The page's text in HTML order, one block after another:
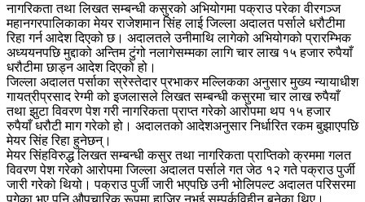
नागरिकता तथा लिखत सम्बन्धी कसुरको अभियोगमा पक्राउ परेका वीरगञ्ज
महानगरपालिकाका मेयर राजेशमान सिंह लाई जिल्ला अदालत पर्साले धरौटीमा
रिहा गर्न आदेश दिएको छ। अदालतले उनीमाथि लागेको अभियोगको प्रारम्भिक
अध्ययनपछि मुद्दाको अन्तिम टुंगो नलागेसम्मका लागि चार लाख १५ हजार रुपैयाँ
धरौटीमा छाड्न आदेश दिएको हो।
जिल्ला अदालत पर्साका स्रेस्तेदार प्रभाकर मल्लिकका अनुसार मुख्य न्यायाधीश
गायत्रीप्रसाद रेग्मी को इजलासले लिखत सम्बन्धी कसुरमा चार लाख रुपैयाँ
तथा झुटा विवरण पेश गरी नागरिकता प्राप्त गरेको आरोपमा थप १५ हजार
रुपैयाँ धरौटी माग गरेको हो। अदालतको आदेशअनुसार निर्धारित रकम बुझाएपछि
मेयर सिंह रिहा हुनेछन्।
मेयर सिंहविरुद्ध लिखत सम्बन्धी कसुर तथा नागरिकता प्राप्तिको क्रममा गलत
विवरण पेश गरेको आरोपमा जिल्ला अदालत पर्साले गत जेठ १२ गते पक्राउ पुर्जी
जारी गरेको थियो। पक्राउ पुर्जी जारी भएपछि उनी भोलिपल्ट अदालत परिसरमा
पुगेका भए पनि औपचारिक रूपमा हाजिर नभई सम्पर्कविहीन बनेका थिए।